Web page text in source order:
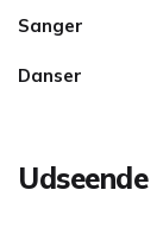
Sanger
Danser
Udseende